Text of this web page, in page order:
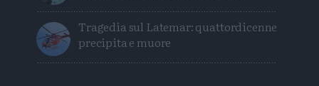
Tragedia sul Latemar: quattordicenne
precipita e muore